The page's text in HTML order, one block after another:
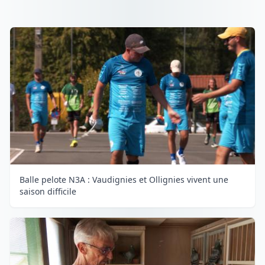
Balle pelote N3A : Vaudignies et Ollignies vivent une
saison difficile